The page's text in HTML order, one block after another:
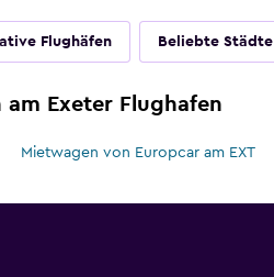
Flughäfen Beliebte Städte
Exeter Flughafen
Mietwagen von Europcar am EXT